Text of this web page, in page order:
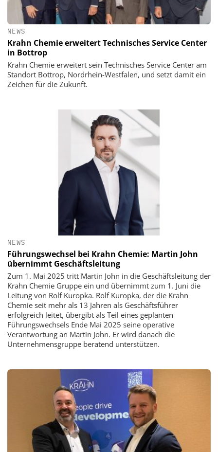
NEWS
Krahn Chemie erweitert Technisches Service Center
in Bottrop
Krahn Chemie erweitert sein Technisches Service Center am
Standort Bottrop, Nordrhein-Westfalen, und setzt damit ein
Zeichen für die Zukunft.
NEWS
Führungswechsel bei Krahn Chemie: Martin John
übernimmt Geschäftsleitung
Zum 1. Mai 2025 tritt Martin John in die Geschäftsleitung der
Krahn Chemie Gruppe ein und übernimmt zum 1. Juni die
Leitung von Rolf Kuropka. Rolf Kuropka, der die Krahn
Chemie seit mehr als 13 Jahren als Geschäftsführer
erfolgreich leitet, übergibt als Teil eines geplanten
Führungswechsels Ende Mai 2025 seine operative
Verantwortung an Martin John. Er wird danach die
Unternehmensgruppe beratend unterstützen.